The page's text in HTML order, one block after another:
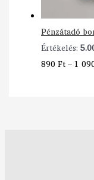
Pénzátadó
Értékelés:
890Ft–1